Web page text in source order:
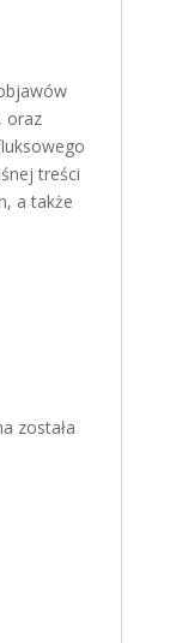
oraz
treści
a także
została